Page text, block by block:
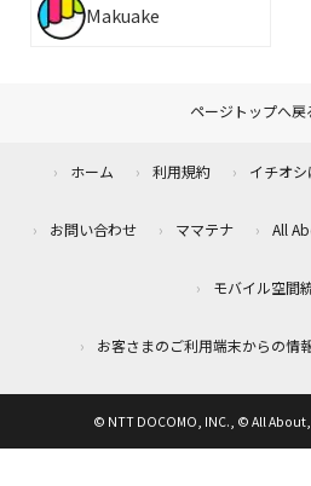
Makuake
ページトップへ戻
ホーム 利用規約 イチオ
お問い合わせ ママテナ All
モバイル空間
お客さまのご利用端末からの情
© NTT DOCOMO, INC., © All